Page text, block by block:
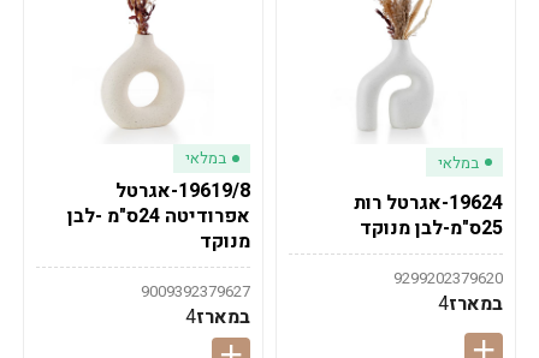
במלאי
19624-אגרטל רות
25ס"מ-לבן מנוקד
9299202379620
במארז4
במלאי
19619/8-אגרטל
אפרודיטה 24ס"מ -לבן
מנוקד
9009392379627
במארז4